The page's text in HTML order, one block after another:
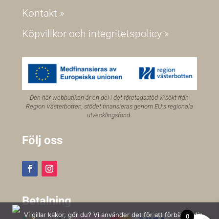
Kontakt »
Köpvillkor och integritetspolicy »
Den här webbutiken är en del i det företagsstöd vi sökt från
Region Västerbotten, stödet finansieras genom EU:s regionala
utvecklingsfond.
Följ oss
Betalning
0
Vi gillar kakor, gör du? Vi använder det för att förbättra din